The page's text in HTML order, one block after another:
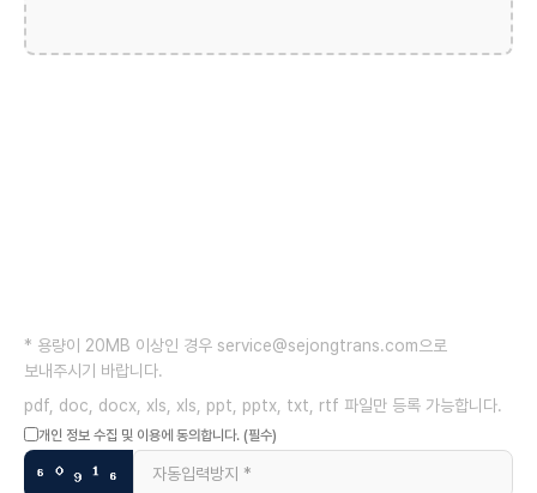
* 용량이 20MB 이상인 경우 service@sejongtrans.com으로
보내주시기 바랍니다.
pdf, doc, docx, xls, xls, ppt, pptx, txt, rtf 파일만 등록 가능합니다.
개인 정보 수집 및 이용에 동의합니다. (필수)